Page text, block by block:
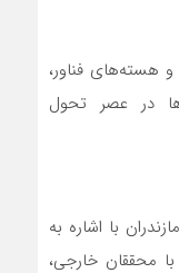
فناور،
در عصر تحول
با اشاره به
محققان خارجی،